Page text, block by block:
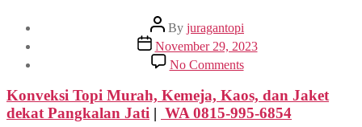
Post
author
By juragantopi
Post
date
November 29, 2023
No Commentson
Konveksi
Murah,
Kemeja,
Konveksi Topi Murah, Kemeja, Kaos, dan Jaket
dekatPangkalan Jati | WA 0815-995-6854